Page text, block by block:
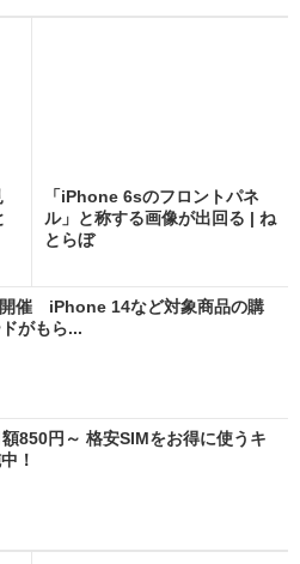
「iPhone 6sのフロントパネ
ル」と称する画像が出回る | ね
とらぼ
催 iPhone 14など対象商品の購
がもら...
850円～ 格安SIMをお得に使うキ
！